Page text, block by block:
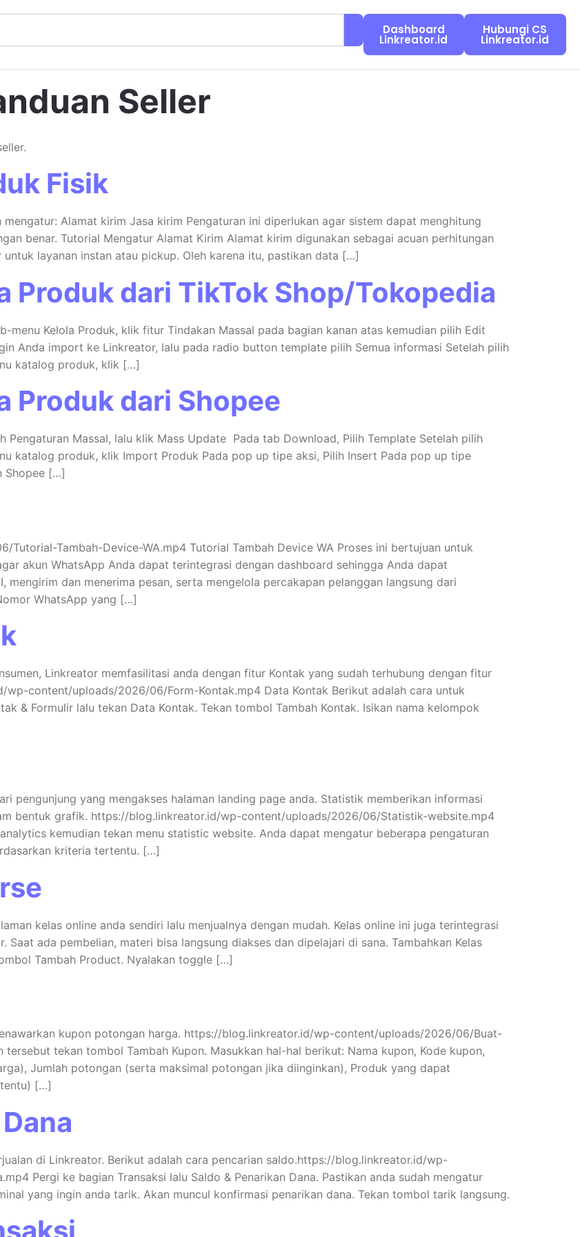
Dashboard
Linkreator.id
Hubungi CS
Linkreator.id
Seller
Fisik
Alamat kirim Jasa kirim Pengaturan ini diperlukan agar sistem dapat menghitung
benar. Tutorial Mengatur Alamat Kirim Alamat kirim digunakan sebagai acuan perhitungan
layanan instan atau pickup. Oleh karena itu, pastikan data […]
Produk dari TikTok Shop/Tokopedia
menu Kelola Produk, klik fitur Tindakan Massal pada bagian kanan atas kemudian pilih Edit
Anda import ke Linkreator, lalu pada radio button template pilih Semua informasi Setelah pilih
katalog produk, klik […]
Produk dari Shopee
Pengaturan Massal, lalu klik Mass Update Pada tab Download, Pilih Template Setelah pilih
katalog produk, klik Import Produk Pada pop up tipe aksi, Pilih Insert Pada pop up tipe
Shopee […]
Tambah-Device-WA.mp4 Tutorial Tambah Device WA Proses ini bertujuan untuk
akun WhatsApp Anda dapat terintegrasi dengan dashboard sehingga Anda dapat
mengirim dan menerima pesan, serta mengelola percakapan pelanggan langsung dari
WhatsApp yang […]
Linkreator memfasilitasi anda dengan fitur Kontak yang sudah terhubung dengan fitur
content/uploads/2026/06/Form-Kontak.mp4 Data Kontak Berikut adalah cara untuk
& Formulir lalu tekan Data Kontak. Tekan tombol Tambah Kontak. Isikan nama kelompok
pengunjung yang mengakses halaman landing page anda. Statistik memberikan informasi
bentuk grafik. https://blog.linkreator.id/wp-content/uploads/2026/06/Statistik-website.mp4
kemudian tekan menu statistic website. Anda dapat mengatur beberapa pengaturan
kriteria tertentu. […]
kelas online anda sendiri lalu menjualnya dengan mudah. Kelas online ini juga terintegrasi
ada pembelian, materi bisa langsung diakses dan dipelajari di sana. Tambahkan Kelas
Tambah Product. Nyalakan toggle […]
kupon potongan harga. https://blog.linkreator.id/wp-content/uploads/2026/06/Buat-
tersebut tekan tombol Tambah Kupon. Masukkan hal-hal berikut: Nama kupon, Kode kupon,
Jumlah potongan (serta maksimal potongan jika diinginkan), Produk yang dapat
[…]
di Linkreator. Berikut adalah cara pencarian saldo.https://blog.linkreator.id/wp-
Pergi ke bagian Transaksi lalu Saldo & Penarikan Dana. Pastikan anda sudah mengatur
yang ingin anda tarik. Akan muncul konfirmasi penarikan dana. Tekan tombol tarik langsung.